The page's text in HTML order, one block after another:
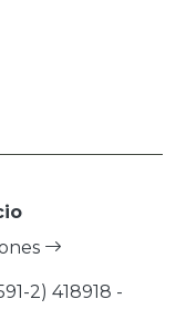
2) 418918 -